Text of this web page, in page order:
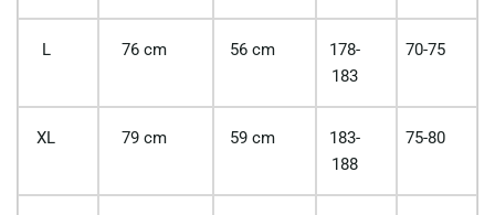
L 76 cm 56 cm
178-
183
70-75
XL 79 cm 59 cm
183-
188
75-80